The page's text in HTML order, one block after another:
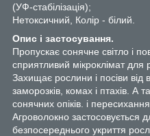
(УФ-стабілізація);
Нетоксичний, Колір - білий.
Опис і застосування.
Пропускає сонячне світло і
сприятливий мікроклімат для
Захищає рослини і посіви від
заморозків, комах і птахів. А
сонячних опіків. і пересихання
Агроволокно застосовується
безпосереднього укриття